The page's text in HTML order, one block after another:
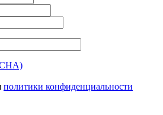
политики конфиденциальности